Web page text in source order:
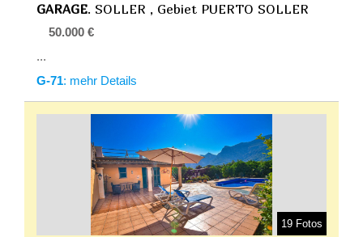
GARAGE. SOLLER , Gebiet PUERTO SOLLER
50.000 €
...
G-71: mehr Details
19 Fotos